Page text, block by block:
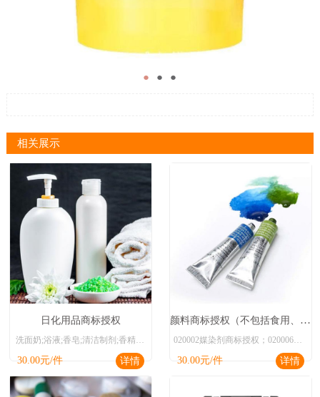
● ● ●
相关展示
日化用品商标授权
洗面奶;浴液;香皂;清洁制剂;香精油;化妆品;口红;美容面膜;牙膏;香
30.00元/件 详情
颜料商标授权（不包括食用、绝缘用），画家、装饰家、印刷商和艺术家用金属箔及金属粉商标授权
020002媒染剂商标授权；020006茜素染料；020027木材媒染剂；020028木材染色剂；020041鞋染料；020047着色剂；020047染色剂；020052苯胺染料；020057制革用媒染剂；020057皮革染色剂；020058染料；020060姜黄（染料）商标授权，品牌授权
30.00元/件 详情